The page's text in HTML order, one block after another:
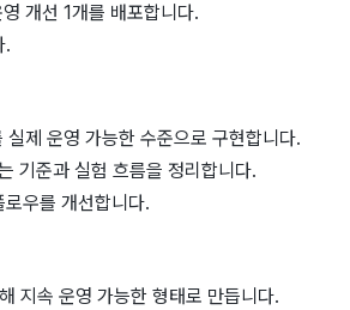
개선 1개를 배포합니다.
.
제 운영 가능한 수준으로 구현합니다.
기준과 실험 흐름을 정리합니다.
우를 개선합니다.
지속 운영 가능한 형태로 만듭니다.